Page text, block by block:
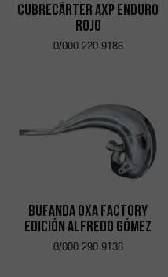
Cubrecárter AXP Enduro
Rojo
0/000.220.9186
Bufanda OXA Factory
Edición Alfredo Gómez
0/000.290.9138